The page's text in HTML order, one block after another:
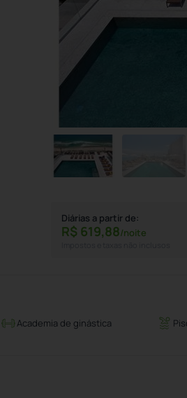
Diárias a partir de:
R$ 619,88/noite
Academia de ginástica